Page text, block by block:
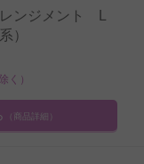
ンジメント L
）
く）
（商品詳細）